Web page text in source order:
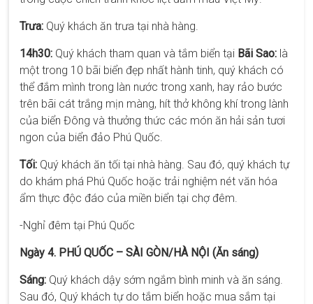
Trưa: Quý khách ăn trưa tại nhà hàng.
14h30: Quý khách tham quan và tắm biển tại Bãi Sao: là
một trong 10 bãi biển đẹp nhất hành tinh, quý khách có
thể đắm mình trong làn nước trong xanh, hay rảo bước
trên bãi cát trắng mịn màng, hít thở không khí trong lành
của biển Đông và thưởng thức các món ăn hải sản tươi
ngon của biển đảo Phú Quốc.
Tối: Quý khách ăn tối tại nhà hàng. Sau đó, quý khách tự
do khám phá Phú Quốc hoặc trải nghiệm nét văn hóa
ẩm thực độc đáo của miền biển tại chợ đêm.
-Nghỉ đêm tại Phú Quốc
Ngày 4. PHÚ QUỐC – SÀI GÒN/HÀ NỘI (Ăn sáng)
Sáng: Quý khách dậy sớm ngắm bình minh và ăn sáng.
Sau đó, Quý khách tự do tắm biển hoặc mua sắm tại